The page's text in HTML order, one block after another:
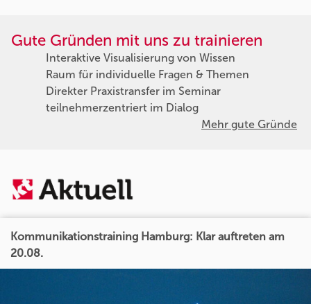
Gute Gründen mit uns zu trainieren
Interaktive Visualisierung von Wissen
Raum für individuelle Fragen & Themen
Direkter Praxistransfer im Seminar
teilnehmerzentriert im Dialog
Mehr gute Gründe
Kommunikationstraining Hamburg: Klar auftreten am
20.08.